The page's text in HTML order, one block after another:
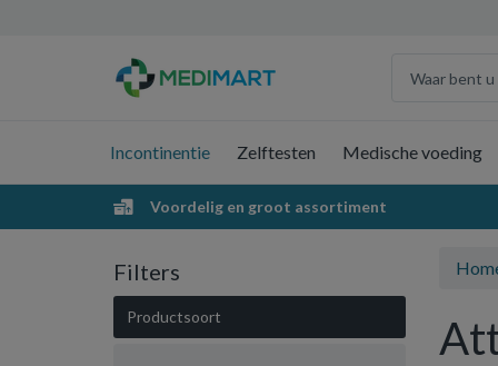
Incontinentie Zelftesten Medische voeding
Voordelig en groot assortiment
Filters
Productsoort